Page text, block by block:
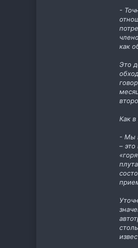
-
как
Это
Как
- Мы
–